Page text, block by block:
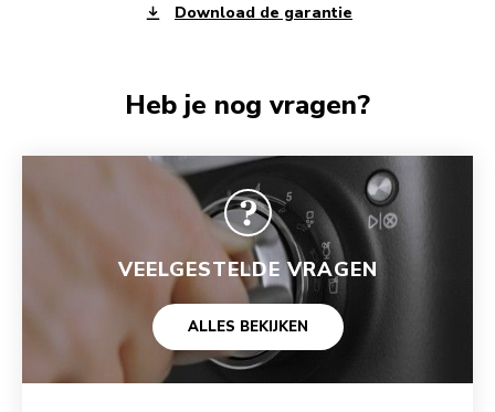
Download de garantie
Heb je nog vragen?
VEELGESTELDE VRAGEN
ALLES BEKIJKEN